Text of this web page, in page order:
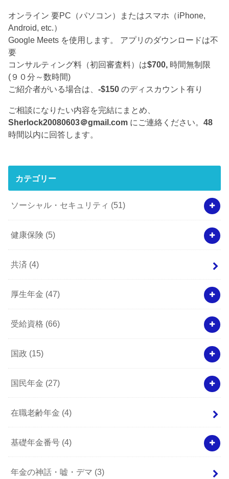
オンライン 要PC（パソコン）またはスマホ（iPhone,
Android, etc.）
Google Meets を使用します。 アプリのダウンロードは不
要
コンサルティング料（初回審査料）は$700, 時間無制限
(９０分～数時間)
ご紹介者がいる場合は、-$150 のディスカウント有り
ご相談になりたい内容を完結にまとめ、
Sherlock20080603＠gmail.com にご連絡ください。48
時間以内に回答します。
カテゴリー
ソーシャル・セキュリティ (51)
健康保険 (5)
共済 (4)
厚生年金 (47)
受給資格 (66)
国政 (15)
国民年金 (27)
在職老齢年金 (4)
基礎年金番号 (4)
年金の神話・嘘・デマ (3)